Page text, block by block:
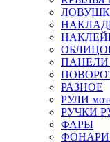
ПАНЕЛИ
РАЗНОЕ
РУЛИ
РУЧКИ
ФАРЫ
ФОНАРИ